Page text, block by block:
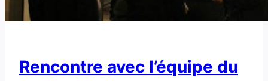
Rencontre avec l’équipe du